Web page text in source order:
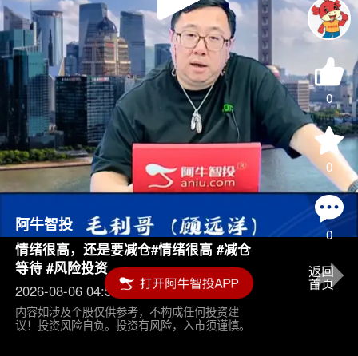
Play
Video
0
0
0
阿牛智投
情绪很高，还是要减仓#情绪很高 #减仓
等待 #风险投资
2026-08-06 04:55
内容如涉及个股仅供参考，不构成任何投资建
议！投资风险自负。投资有风险，入市须谨慎。